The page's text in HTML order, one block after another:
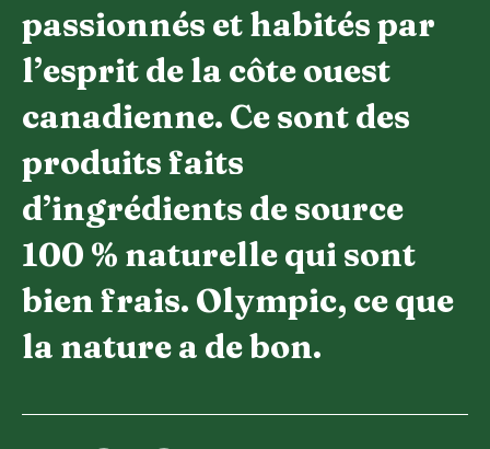
passionnés et habités par
l’esprit de la côte ouest
canadienne. Ce sont des
produits faits
d’ingrédients de source
100 % naturelle qui sont
bien frais. Olympic, ce que
la nature a de bon.